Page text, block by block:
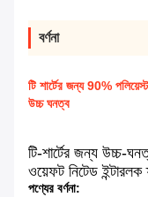
বর্ণনা
টি শার্টের জন্য 90%
উচ্চ ঘনত্ব
টি-শার্টের জন্য উচ্চ-
ওয়েফট নিটেড ইন্টারলক
পণ্যের বর্ণনা: